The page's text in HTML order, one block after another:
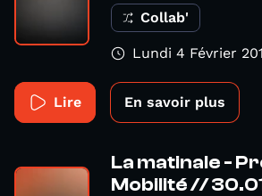
Collab'
Lundi 4 Février
Lire En savoir plus
La matinale -
Mobilité //